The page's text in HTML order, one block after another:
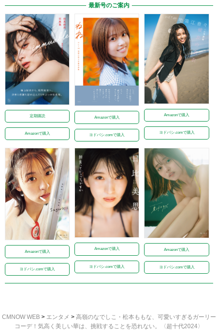
最新号のご案内
定期購読
Amazonで購入
Amazonで購入
ヨドバシ.comで購入
Amazonで購入
ヨドバシ.comで購入
Amazonで購入
ヨドバシ.comで購入
Amazonで購入
ヨドバシ.comで購入
Amazonで購入
ヨドバシ.comで購入
CMNOW WEB > エンタメ > 高嶺のなでしこ・松本ももな、可愛いすぎるガーリー
コーデ！気高く美しい華は、挑戦することを恐れない。〈超十代2024〉